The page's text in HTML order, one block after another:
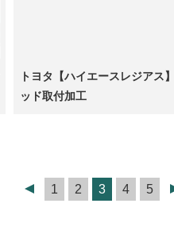
トヨタ【ハイエースレジアス
ッド取付加工
1 2 3 4 5